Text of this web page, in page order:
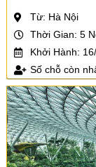
Từ: Hà Nội
Thời Gian: 5
Khởi Hành:
Số chỗ còn